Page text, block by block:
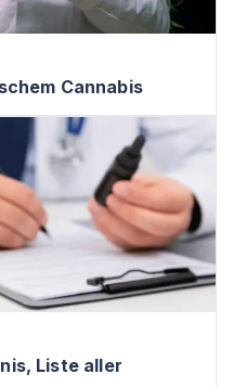
Cannabis
Liste aller